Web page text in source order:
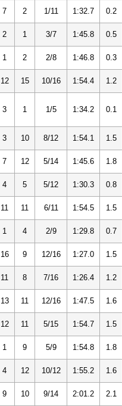
7 2 1/11 1:32.7 0.2
2 1 3/7 1:45.8 0.5
1 2 2/8 1:46.8 0.3
12 15 10/16 1:54.4 1.2
3 1 1/5 1:34.2 0.1
3 10 8/12 1:54.1 1.5
7 12 5/14 1:45.6 1.8
4 5 5/12 1:30.3 0.8
11 11 6/11 1:54.5 1.5
1 4 2/9 1:29.8 0.7
16 9 12/16 1:27.0 1.5
11 8 7/16 1:26.4 1.2
13 11 12/16 1:47.5 1.6
12 11 5/15 1:54.7 1.5
1 9 5/9 1:54.8 1.8
4 12 10/12 1:55.2 1.6
9 10 9/14 2:01.2 2.1